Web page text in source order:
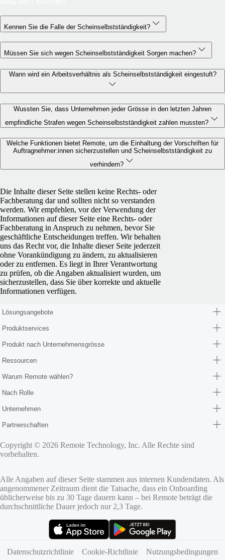
Kennen Sie die Falle der Scheinselbstständigkeit?
Müssen Sie sich wegen Scheinselbstständigkeit Sorgen machen?
Wann wird ein Arbeitsverhältnis als Scheinselbstständigkeit eingestuft?
Wussten Sie, dass Unternehmen jeder Grösse in den letzten Jahren
empfindliche Strafen wegen Scheinselbstständigkeit zahlen mussten?
Welche Funktionen bietet Remote, um die Einhaltung der Vorschriften für
Auftragnehmer:innen sicherzustellen und Scheinselbstständigkeit zu
verhindern?
Die Inhalte dieser Seite stellen keine Rechts- oder
Fachberatung dar und sollten nicht so verstanden
werden. Wir empfehlen, vor der Verwendung der
Informationen auf dieser Seite eine Rechts- oder
Fachberatung in Anspruch zu nehmen, bevor Sie
geschäftliche Entscheidungen treffen. Wir behalten
uns das Recht vor, die Inhalte dieser Seite jederzeit
ohne Vorankündigung zu ändern, zu aktualisieren
oder zu entfernen. Es liegt in Ihrer Verantwortung
zu prüfen, ob die Angaben aktualisiert wurden, um
sicherzustellen, dass Sie über korrekte und aktuelle
Informationen verfügen.
Lösungsangebote
Produktservices
Produkt nach Unternehmensgrösse
Ressourcen
Warum Remote wählen?
Nach Rolle
Unternehmen
Partnerschaften
Copyright © 2026 Remote Technology, Inc. Alle Rechte sind
vorbehalten.
Alle Angaben auf dieser Seite stammen aus internen Kundendaten. Als
angenommener Zeitraum dient die Tatsache, dass ein Onboarding
üblicherweise bis zu 30 Tage dauern kann – bei Remote beträgt die
durchschnittliche Dauer jedoch nur 2,3 Tage.
Datenschutzrichtlinie
Cookie‑Richtlinie Nutzungsbedingungen